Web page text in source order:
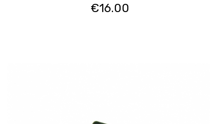
€16.00